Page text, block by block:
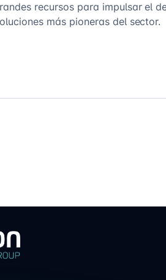
recursos para impulsar el
más pioneras del sector.